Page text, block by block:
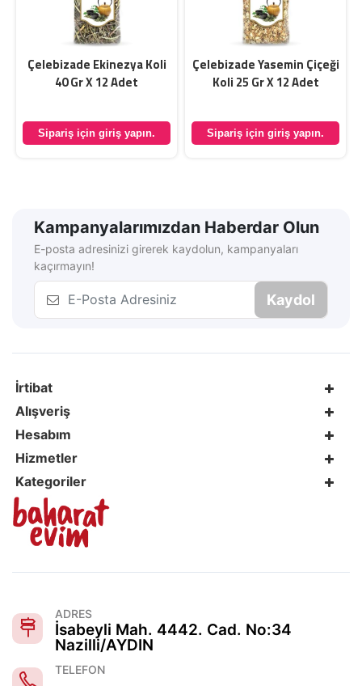
Çelebizade Ekinezya Koli
40 Gr X 12 Adet
Sipariş için giriş yapın.
Çelebizade Yasemin Çiçeği
Koli 25 Gr X 12 Adet
Sipariş için giriş yapın.
Kampanyalarımızdan Haberdar Olun
E-posta adresinizi girerek kaydolun, kampanyaları
kaçırmayın!
Kaydol
İrtibat
Alışveriş
Hesabım
Hizmetler
Kategoriler
ADRES
İsabeyli Mah. 4442. Cad. No:34
Nazilli/AYDIN
TELEFON